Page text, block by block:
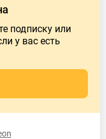
подписку или
у вас есть